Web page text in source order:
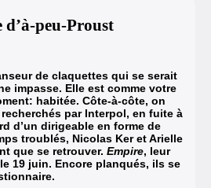
peu-Proust
de claquettes qui se serait
impasse. Elle est comme votre
habitée. Côte-à-côte, on
par Interpol, en fuite à
d’un dirigeable en forme de
troublés, Nicolas Ker et Arielle
que se retrouver. Empire, leur
19 juin. Encore planqués, ils se